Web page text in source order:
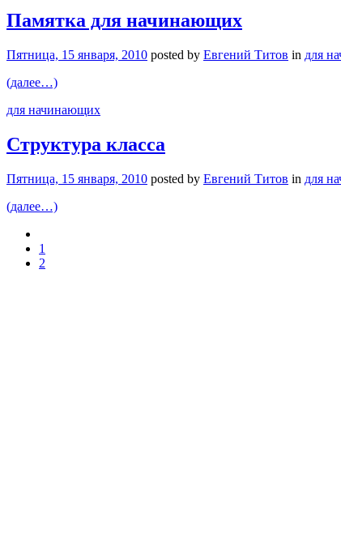
Памятка для начинающих
Пятница, 15 января, 2010 posted by Евгений Титов in для
(далее…)
для начинающих
Структура класса
Пятница, 15 января, 2010 posted by Евгений Титов in для
(далее…)
1
2